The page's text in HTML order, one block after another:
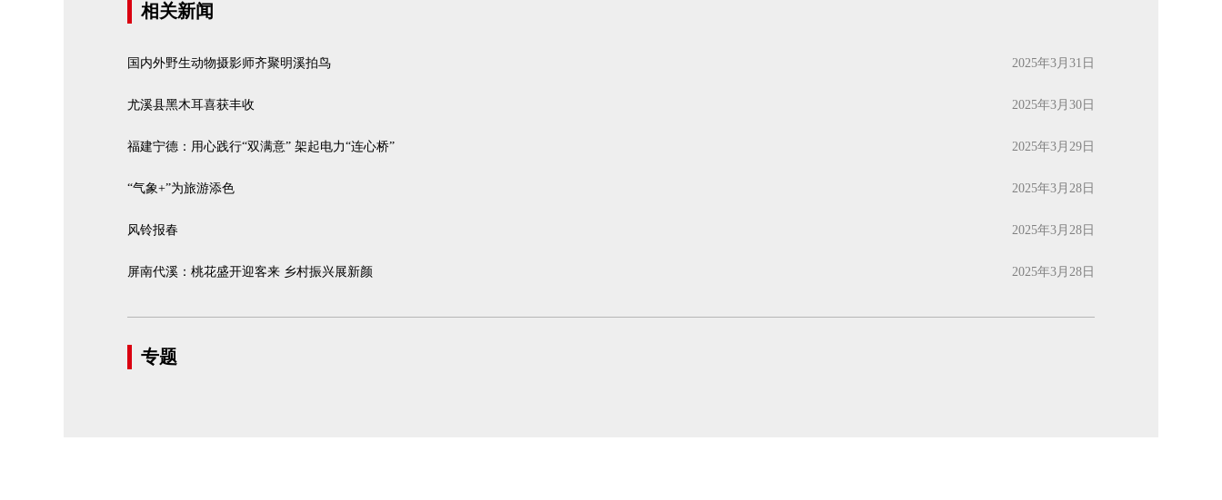
相关新闻
国内外野生动物摄影师齐聚明溪拍鸟 2025年3月31日
尤溪县黑木耳喜获丰收 2025年3月30日
福建宁德：用心践行“双满意” 架起电力“连心桥” 2025年3月29日
“气象+”为旅游添色 2025年3月28日
风铃报春 2025年3月28日
屏南代溪：桃花盛开迎客来 乡村振兴展新颜 2025年3月28日
专题